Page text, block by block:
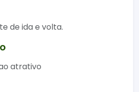
público sobe para o
do assunto.
ainda dá para explorar o
e os clientes ganham free
nas máquinas.
de ida e volta.
atrativo